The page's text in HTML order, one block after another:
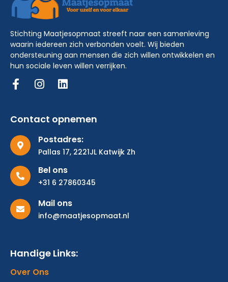
Stichting Maatjesopmaat streeft naar een samenleving
waarin iedereen zich verbonden voelt. Wij bieden
ondersteuning aan mensen die zich willen ontwikkelen en
hun sociale leven willen verrijken.
Contact opnemen
Postadres:
Pallas 17, 2221JL Katwijk Zh
Bel ons
+31 6 27860345
Mail ons
info@maatjesopmaat.nl
Handige Links:
Over Ons